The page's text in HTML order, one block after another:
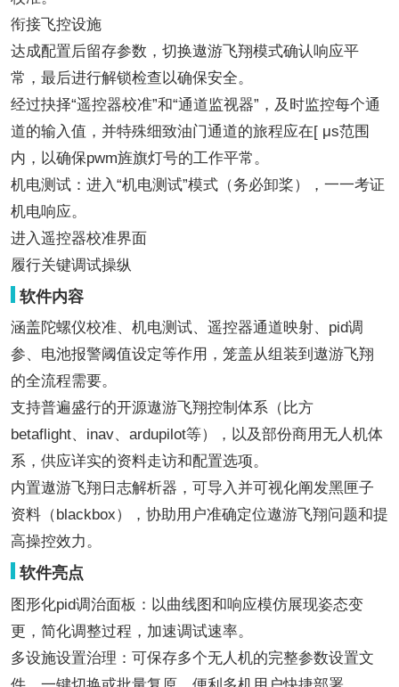
衔接飞控设施
达成配置后留存参数，切换遨游飞翔模式确认响应平
常，最后进行解锁检查以确保安全。
经过抉择“遥控器校准”和“通道监视器”，及时监控每个通
道的输入值，并特殊细致油门通道的旅程应在[ μs范围
内，以确保pwm旌旗灯号的工作平常。
机电测试：进入“机电测试”模式（务必卸桨），一一考证
机电响应。
进入遥控器校准界面
履行关键调试操纵
软件内容
涵盖陀螺仪校准、机电测试、遥控器通道映射、pid调
参、电池报警阈值设定等作用，笼盖从组装到遨游飞翔
的全流程需要。
支持普遍盛行的开源遨游飞翔控制体系（比方
betaflight、inav、ardupilot等），以及部份商用无人机体
系，供应详实的资料走访和配置选项。
内置遨游飞翔日志解析器，可导入并可视化阐发黑匣子
资料（blackbox），协助用户准确定位遨游飞翔问题和提
高操控效力。
软件亮点
图形化pid调治面板：以曲线图和响应模仿展现姿态变
更，简化调整过程，加速调试速率。
多设施设置治理：可保存多个无人机的完整参数设置文